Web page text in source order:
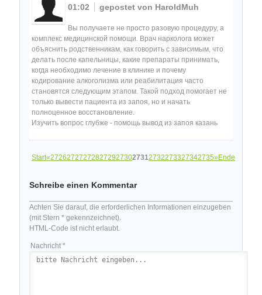
01:02
gepostet von HaroldMuh
Вы получаете не просто разовую процедуру, а
комплекс медицинской помощи. Врач нарколога может
объяснить родственникам, как говорить с зависимым, что
делать после капельницы, какие препараты принимать,
когда необходимо лечение в клинике и почему
кодирование алкоголизма или реабилитация часто
становятся следующим этапом. Такой подход помогает не
только вывести пациента из запоя, но и начать
полноценное восстановление.
Изучить вопрос глубже - помощь вывод из запоя казань
Start«2726272727282729273027312732273327342735»Ende
Schreibe einen Kommentar
Achten Sie darauf, die erforderlichen Informationen einzugeben
(mit Stern * gekennzeichnet).
HTML-Code ist nicht erlaubt.
Nachricht *